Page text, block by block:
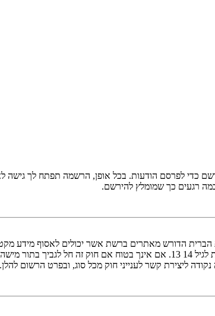
לפרסם הודעות. בכל אופן, הרשמה תפתח לך גישה
רגעים כך שמומלץ להירשם.
אישור מאפוטרופוס חוקי, המאפשר את איסוף פרטי הזיהוי האישיים מקטין מתחת